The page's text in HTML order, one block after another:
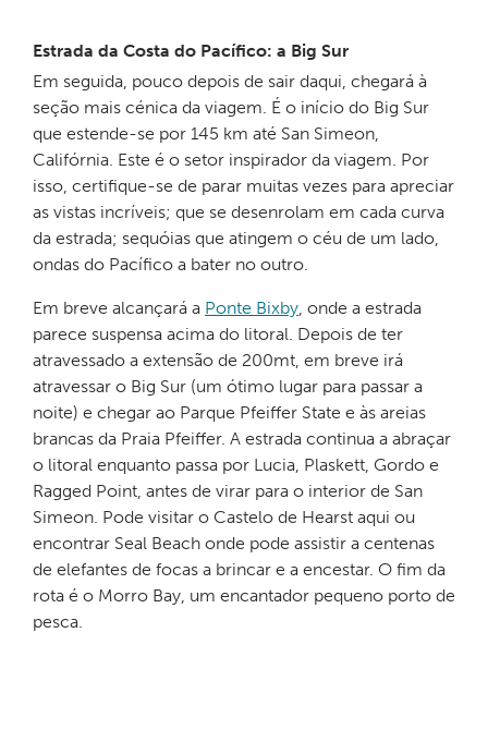
Estrada da Costa do Pacífico: a Big Sur
Em seguida, pouco depois de sair daqui, chegará à
seção mais cénica da viagem. É o início do Big Sur
que estende-se por 145 km até San Simeon,
Califórnia. Este é o setor inspirador da viagem. Por
isso, certifique-se de parar muitas vezes para apreciar
as vistas incríveis; que se desenrolam em cada curva
da estrada; sequóias que atingem o céu de um lado,
ondas do Pacífico a bater no outro.
Em breve alcançará a Ponte Bixby, onde a estrada
parece suspensa acima do litoral. Depois de ter
atravessado a extensão de 200mt, em breve irá
atravessar o Big Sur (um ótimo lugar para passar a
noite) e chegar ao Parque Pfeiffer State e às areias
brancas da Praia Pfeiffer. A estrada continua a abraçar
o litoral enquanto passa por Lucia, Plaskett, Gordo e
Ragged Point, antes de virar para o interior de San
Simeon. Pode visitar o Castelo de Hearst aqui ou
encontrar Seal Beach onde pode assistir a centenas
de elefantes de focas a brincar e a encestar. O fim da
rota é o Morro Bay, um encantador pequeno porto de
pesca.